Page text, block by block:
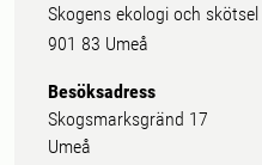
Skogens ekologi och skötsel
901 83 Umeå
Besöksadress
Skogsmarksgränd 17
Umeå